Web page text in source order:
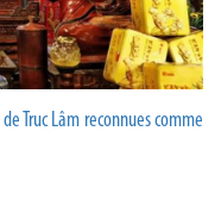
Truc Lâm reconnues comme